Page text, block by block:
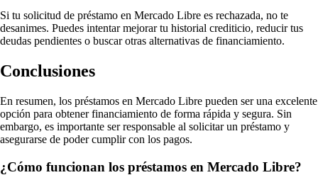
Si tu solicitud de préstamo en Mercado Libre es rechazada, no te
desanimes. Puedes intentar mejorar tu historial crediticio, reducir tus
deudas pendientes o buscar otras alternativas de financiamiento.
Conclusiones
En resumen, los préstamos en Mercado Libre pueden ser una excelente
opción para obtener financiamiento de forma rápida y segura. Sin
embargo, es importante ser responsable al solicitar un préstamo y
asegurarse de poder cumplir con los pagos.
¿Cómo funcionan los préstamos en Mercado Libre?